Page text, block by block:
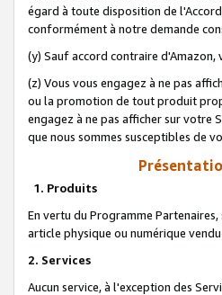
égard à toute disposition de
conformément à notre demande
(y) Sauf accord contraire
(z) Vous vous engagez à ne pas
ou la promotion de tout produit
engagez à ne pas afficher sur votre
que nous sommes susceptibles de
1. Produits
En vertu du Programme
article physique ou numérique
2. Services
Aucun service, à l'exception des